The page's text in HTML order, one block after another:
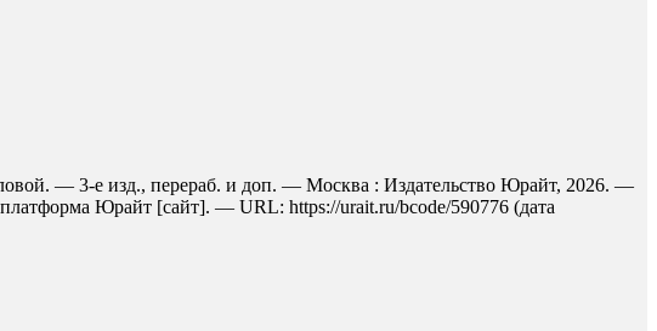
— 3-е изд., перераб. и доп. — Москва : Издательство Юрайт, 2026. —
Юрайт [сайт]. — URL: https://urait.ru/bcode/590776 (дата